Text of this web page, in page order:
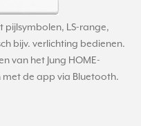
pijlsymbolen, LS-range,
bijv. verlichting bedienen.
van het Jung HOME-
met de app via Bluetooth.